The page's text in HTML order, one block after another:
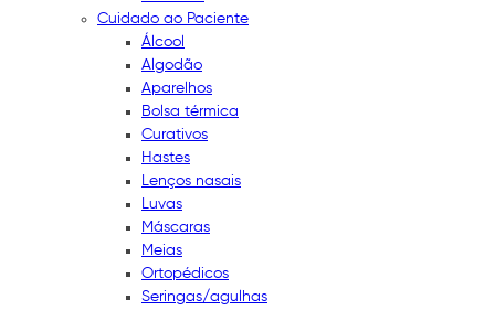
Cuidado ao Paciente
Álcool
Algodão
Aparelhos
Bolsa térmica
Curativos
Hastes
Lenços nasais
Luvas
Máscaras
Meias
Ortopédicos
Seringas/agulhas